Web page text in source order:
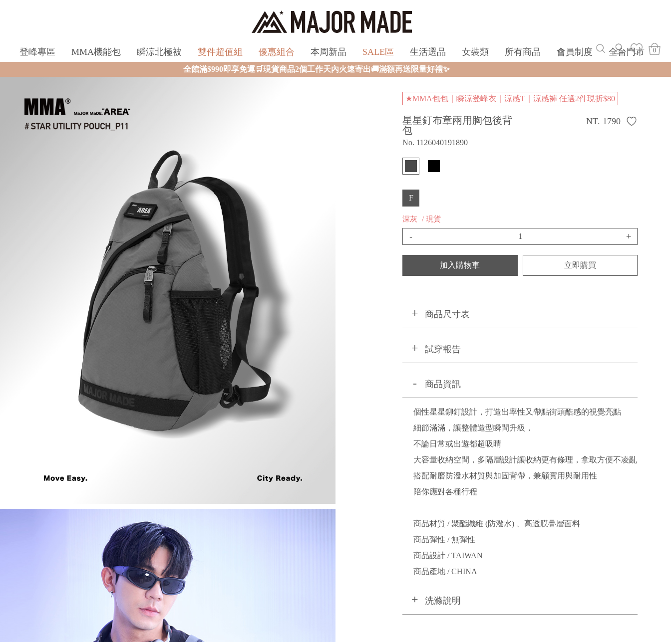
登峰專區 MMA機能包 瞬涼北極被 雙件超值組 優惠組合 本周新品 SALE區 生活選品 女裝類 所有商品 會員制度 全台門市 0
全館滿$990即享免運🛒現貨商品2個工作天內火速寄出🚚滿額再送限量好禮✨
★MMA包包｜瞬涼登峰衣｜涼感T｜涼感褲 任選2件現折$80
星星釘布章兩用胸包後背
包
No. 1126040191890
NT. 1790
F
深灰 / 現貨
- +
加入購物車 立即購買
商品尺寸表
試穿報告
商品資訊
個性星星鉚釘設計，打造出率性又帶點街頭酷感的視覺亮點
細節滿滿，讓整體造型瞬間升級，
不論日常或出遊都超吸睛
大容量收納空間，多隔層設計讓收納更有條理，拿取方便不凌亂
搭配耐磨防潑水材質與加固背帶，兼顧實用與耐用性
陪你應對各種行程
商品材質 / 聚酯纖維 (防潑水) 、高透膜疊層面料
商品彈性 / 無彈性
商品設計 / TAIWAN
商品產地 / CHINA
洗滌說明